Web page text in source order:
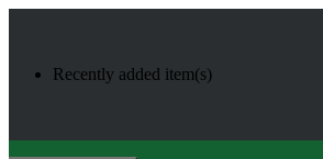
Recently added item(s)